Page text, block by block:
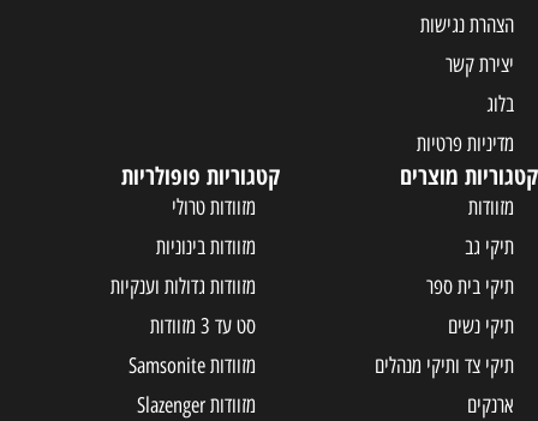
הצהרת נגישות
יצירת קשר
בלוג
מדיניות פרטיות
קטגוריות מוצרים
מזוודות
תיקי גב
תיקי בית ספר
תיקי נשים
תיקי צד ותיקי מנהלים
ארנקים
קטגוריות פופולריות
מזוודות טרולי
מזוודות בינוניות
מזוודות גדולות וענקיות
סט עד 3 מזוודות
מזוודות Samsonite
מזוודות Slazenger